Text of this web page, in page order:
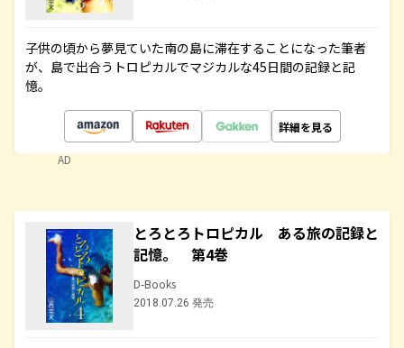
子供の頃から夢見ていた南の島に滞在することになった筆者
が、島で出合うトロピカルでマジカルな45日間の記録と記
憶。
詳細を見る
AD
とろとろトロピカル ある旅の記録と
記憶。 第4巻
D-Books
2018.07.26 発売